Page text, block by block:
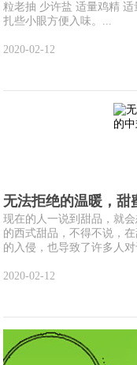
粒老抽 少许盐 适量鸡精
扎些小眼方便入味。...
2020-02-12
无法拒绝的温暖，甜
现在的人一说到甜品，就
的西式甜品，不得不说，
的入侵，也导致了许多人
2020-02-12